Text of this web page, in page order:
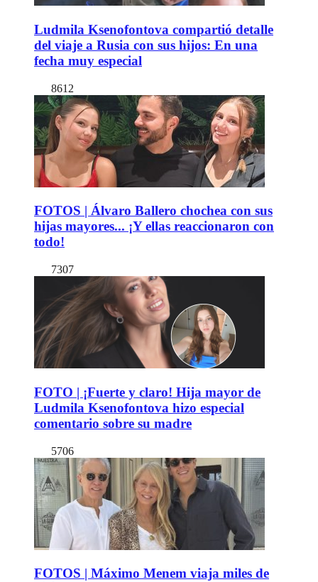
Ludmila Ksenofontova compartió detalle
del viaje a Rusia con sus hijos: En una
fecha muy especial
8612
FOTOS | Álvaro Ballero chochea con sus
hijas mayores... ¡Y ellas reaccionaron con
todo!
7307
FOTO | ¡Fuerte y claro! Hija mayor de
Ludmila Ksenofontova hizo especial
comentario sobre su madre
5706
FOTOS | Máximo Menem viaja miles de